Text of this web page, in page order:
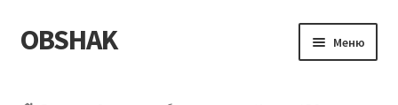
Перейти
к
Перейти
к
OBSHAK Меню